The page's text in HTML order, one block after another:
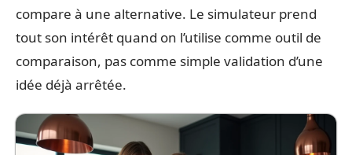
compare à une alternative. Le simulateur prend
tout son intérêt quand on l’utilise comme outil de
comparaison, pas comme simple validation d’une
idée déjà arrêtée.